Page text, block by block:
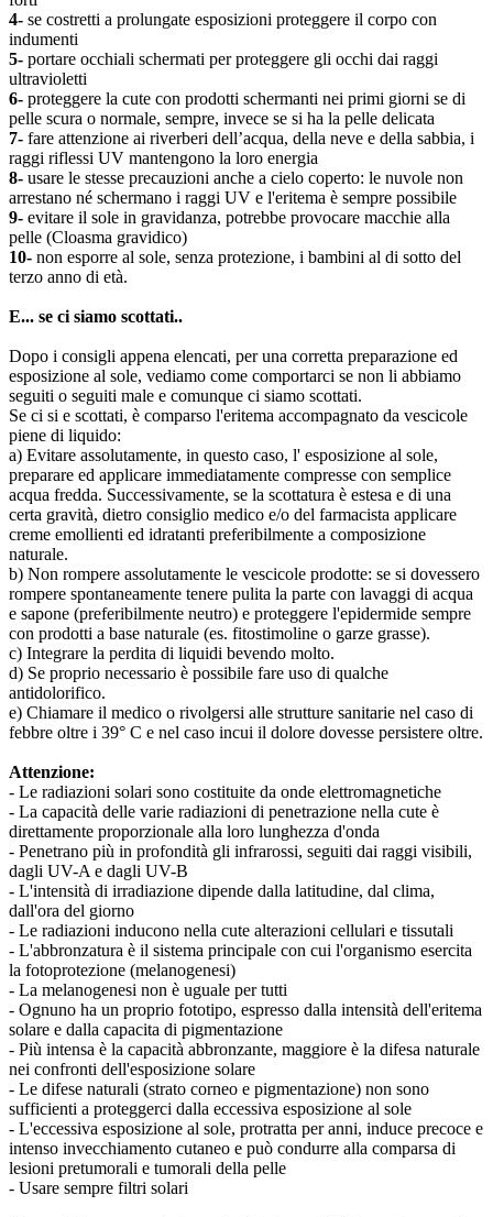
4- se costretti a prolungate esposizioni proteggere il corpo con
indumenti
5- portare occhiali schermati per proteggere gli occhi dai raggi
ultravioletti
6- proteggere la cute con prodotti schermanti nei primi giorni se di
pelle scura o normale, sempre, invece se si ha la pelle delicata
7- fare attenzione ai riverberi dell’acqua, della neve e della sabbia, i
raggi riflessi UV mantengono la loro energia
8- usare le stesse precauzioni anche a cielo coperto: le nuvole non
arrestano né schermano i raggi UV e l'eritema è sempre possibile
9- evitare il sole in gravidanza, potrebbe provocare macchie alla
pelle (Cloasma gravidico)
10- non esporre al sole, senza protezione, i bambini al di sotto del
terzo anno di età.
E... se ci siamo scottati..
Dopo i consigli appena elencati, per una corretta preparazione ed
esposizione al sole, vediamo come comportarci se non li abbiamo
seguiti o seguiti male e comunque ci siamo scottati.
Se ci si e scottati, è comparso l'eritema accompagnato da vescicole
piene di liquido:
a) Evitare assolutamente, in questo caso, l' esposizione al sole,
preparare ed applicare immediatamente compresse con semplice
acqua fredda. Successivamente, se la scottatura è estesa e di una
certa gravità, dietro consiglio medico e/o del farmacista applicare
creme emollienti ed idratanti preferibilmente a composizione
naturale.
b) Non rompere assolutamente le vescicole prodotte: se si dovessero
rompere spontaneamente tenere pulita la parte con lavaggi di acqua
e sapone (preferibilmente neutro) e proteggere l'epidermide sempre
con prodotti a base naturale (es. fitostimoline o garze grasse).
c) Integrare la perdita di liquidi bevendo molto.
d) Se proprio necessario è possibile fare uso di qualche
antidolorifico.
e) Chiamare il medico o rivolgersi alle strutture sanitarie nel caso di
febbre oltre i 39° C e nel caso incui il dolore dovesse persistere oltre.
Attenzione:
- Le radiazioni solari sono costituite da onde elettromagnetiche
- La capacità delle varie radiazioni di penetrazione nella cute è
direttamente proporzionale alla loro lunghezza d'onda
- Penetrano più in profondità gli infrarossi, seguiti dai raggi visibili,
dagli UV-A e dagli UV-B
- L'intensità di irradiazione dipende dalla latitudine, dal clima,
dall'ora del giorno
- Le radiazioni inducono nella cute alterazioni cellulari e tissutali
- L'abbronzatura è il sistema principale con cui l'organismo esercita
la fotoprotezione (melanogenesi)
- La melanogenesi non è uguale per tutti
- Ognuno ha un proprio fototipo, espresso dalla intensità dell'eritema
solare e dalla capacita di pigmentazione
- Più intensa è la capacità abbronzante, maggiore è la difesa naturale
nei confronti dell'esposizione solare
- Le difese naturali (strato corneo e pigmentazione) non sono
sufficienti a proteggerci dalla eccessiva esposizione al sole
- L'eccessiva esposizione al sole, protratta per anni, induce precoce e
intenso invecchiamento cutaneo e può condurre alla comparsa di
lesioni pretumorali e tumorali della pelle
- Usare sempre filtri solari